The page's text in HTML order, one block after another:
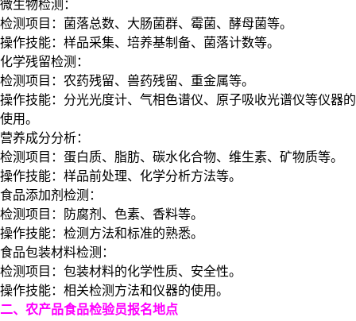
微生物检测：
检测项目：菌落总数、大肠菌群、霉菌、酵母菌等。
操作技能：样品采集、培养基制备、菌落计数等。
化学残留检测：
检测项目：农药残留、兽药残留、重金属等。
操作技能：分光光度计、气相色谱仪、原子吸收光谱仪等仪器的
使用。
营养成分分析：
检测项目：蛋白质、脂肪、碳水化合物、维生素、矿物质等。
操作技能：样品前处理、化学分析方法等。
食品添加剂检测：
检测项目：防腐剂、色素、香料等。
操作技能：检测方法和标准的熟悉。
食品包装材料检测：
检测项目：包装材料的化学性质、安全性。
操作技能：相关检测方法和仪器的使用。
二、农产品食品检验员报名地点